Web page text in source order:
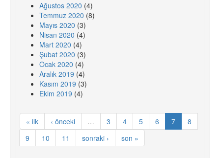
Ağustos 2020 (4)
Temmuz 2020 (8)
Mayıs 2020 (3)
Nisan 2020 (4)
Mart 2020 (4)
Şubat 2020 (3)
Ocak 2020 (4)
Aralık 2019 (4)
Kasım 2019 (3)
Ekim 2019 (4)
« ilk ‹ önceki … 3 4 5 6 7
8
9
10 11 sonraki › son »